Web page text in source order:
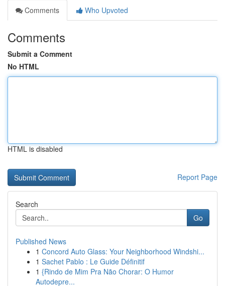
Comments
Who Upvoted
Comments
Submit a Comment
No HTML
HTML is disabled
Report Page
Search
Go
Published News
1 Concord Auto Glass: Your Neighborhood Windshi...
1 Sachet Pablo : Le Guide Définitif
1 {Rindo de Mim Pra Não Chorar: O Humor
Autodepre...